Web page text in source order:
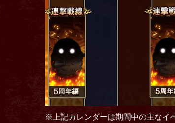
※上記カレンダーは期間中の主なイ